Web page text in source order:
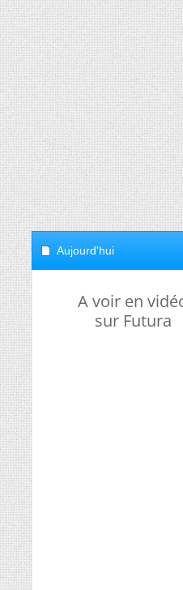
Aujourd'hui
A voir en
sur Futura